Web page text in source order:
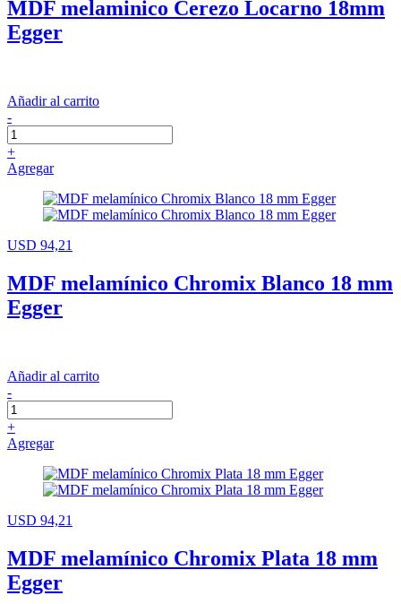
MDF melaminico Cerezo Locarno 18mm
Egger
Añadir al carrito
-
+
Agregar
USD 94,21
MDF melamínico Chromix Blanco 18 mm
Egger
Añadir al carrito
-
+
Agregar
USD 94,21
MDF melamínico Chromix Plata 18 mm
Egger